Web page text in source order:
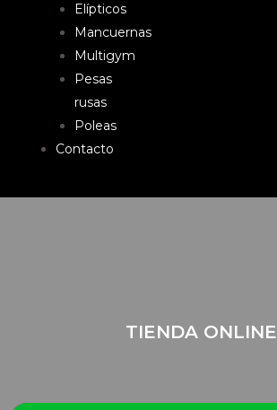
Elípticos
Mancuernas
Multigym
Pesas
rusas
Poleas
Contacto
TIENDA ONLINE